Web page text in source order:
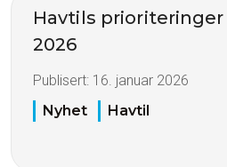
Havtils
2026
Publisert: 16. januar 2026
Nyhet
Havtil